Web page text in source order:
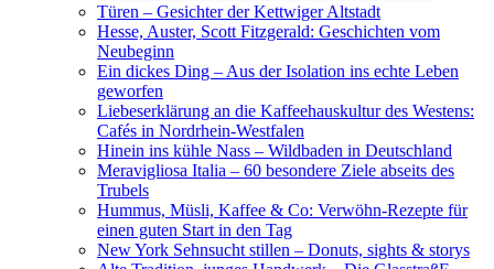
Türen – Gesichter der Kettwiger Altstadt
Hesse, Auster, Scott Fitzgerald: Geschichten vom
Neubeginn
Ein dickes Ding – Aus der Isolation ins echte Leben
geworfen
Liebeserklärung an die Kaffeehauskultur des Westens:
Cafés in Nordrhein-Westfalen
Hinein ins kühle Nass – Wildbaden in Deutschland
Meravigliosa Italia – 60 besondere Ziele abseits des
Trubels
Hummus, Müsli, Kaffee & Co: Verwöhn-Rezepte für
einen guten Start in den Tag
New York Sehnsucht stillen – Donuts, sights & storys